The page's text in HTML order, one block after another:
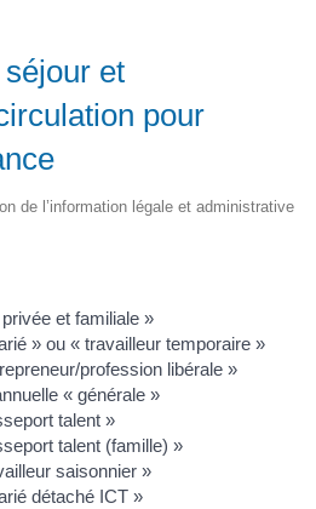
et
pour
de l’information légale et administrative
et familiale »
» ou « travailleur temporaire »
profession libérale »
« générale »
talent »
talent (famille) »
saisonnier »
détaché ICT »